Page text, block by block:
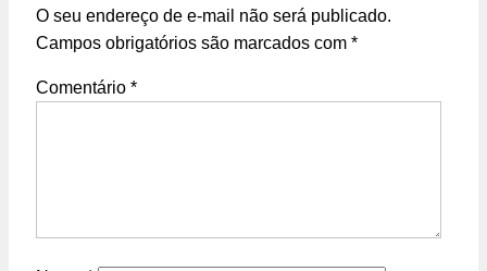
O seu endereço de e-mail não será publicado.
Campos obrigatórios são marcados com *
Comentário *